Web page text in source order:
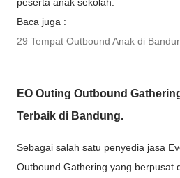
peserta anak sekolah.
Baca juga :
29 Tempat Outbound Anak di
EO Outing Outbound
Terbaik di Bandung.
Sebagai salah satu penyedia jasa
Outbound Gathering yang berpusat